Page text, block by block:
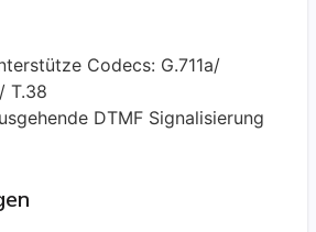
Codecs: G.711a/
T.38
DTMF Signalisierung